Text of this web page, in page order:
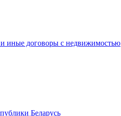
иные договоры с недвижимостью
Беларусь